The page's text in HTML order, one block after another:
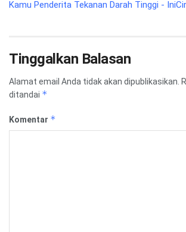
Kamu Penderita Tekanan Darah Tinggi -
Tinggalkan Balasan
Alamat email Anda tidak akan dipublikasikan.
ditandai *
Komentar *